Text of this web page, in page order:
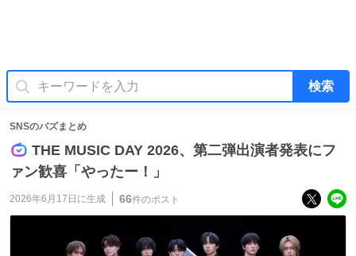
検索
SNSのバズまとめ
THE MUSIC DAY 2026、第二弾出演者発表にフ
ァン歓喜「やったー！」
2026年6月17日 に生成 66件のポスト